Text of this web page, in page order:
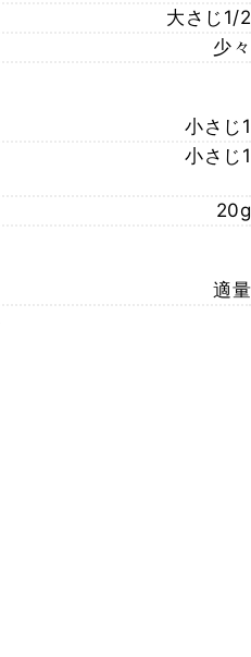
大さじ1/2
少々
小さじ1
小さじ1
20g
適量